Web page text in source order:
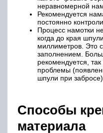
неравномерной
Рекомендуется
постоянно
Процесс намотки
когда до края
миллиметров. Это
заполнением.
рекомендуется,
проблемы
шпули при забросе).
Способы
материала